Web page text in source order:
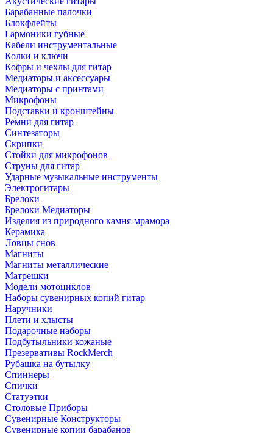
Барабанные палочки
Блокфлейты
Гармоники губные
Кабели инструментальные
Колки и ключи
Кофры и чехлы для гитар
Медиаторы и аксессуары
Медиаторы с принтами
Микрофоны
Подставки и кронштейны
Ремни для гитар
Синтезаторы
Скрипки
Стойки для микрофонов
Струны для гитар
Ударные музыкальные инструменты
Электрогитары
Брелоки
Брелоки Медиаторы
Изделия из природного камня-мрамора
Керамика
Ловцы снов
Магниты
Магниты металлические
Матрешки
Модели мотоциклов
Наборы сувенирных копий гитар
Наручники
Плети и хлысты
Подарочные наборы
Подбутыльники кожаные
Презервативы RockMerch
Рубашка на бутылку
Спиннеры
Спички
Статуэтки
Столовые Приборы
Сувенирные Конструкторы
Сувенирные копии барабанов